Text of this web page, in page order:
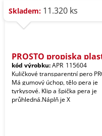
Skladem: 11.320 ks
PROSTO propiska
kód výrobku:APR_115604
Kuličkové transparentní pero
Má gumový úchop, tělo pera je
tyrkysové. Klip a špička pera je
průhledná.Náplň je X